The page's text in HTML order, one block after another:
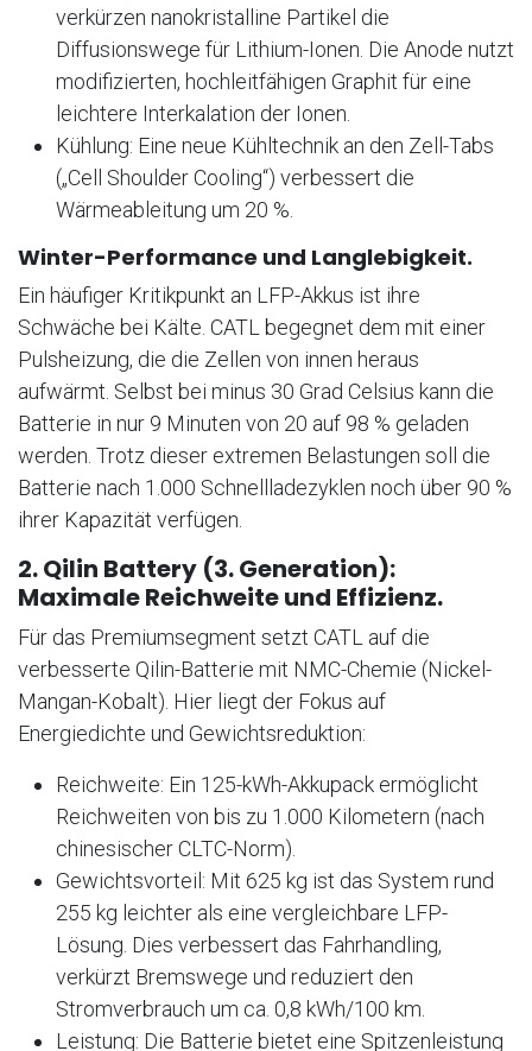
verkürzen nanokristalline Partikel die
Diffusionswege für Lithium-Ionen. Die Anode nutzt
modifizierten, hochleitfähigen Graphit für eine
leichtere Interkalation der Ionen.
Kühlung: Eine neue Kühltechnik an den Zell-Tabs
(„Cell Shoulder Cooling“) verbessert die
Wärmeableitung um 20 %.
Winter-Performance und Langlebigkeit.
Ein häufiger Kritikpunkt an LFP-Akkus ist ihre
Schwäche bei Kälte. CATL begegnet dem mit einer
Pulsheizung, die die Zellen von innen heraus
aufwärmt. Selbst bei minus 30 Grad Celsius kann die
Batterie in nur 9 Minuten von 20 auf 98 % geladen
werden. Trotz dieser extremen Belastungen soll die
Batterie nach 1.000 Schnellladezyklen noch über 90 %
ihrer Kapazität verfügen.
2. Qilin Battery (3. Generation):
Maximale Reichweite und Effizienz.
Für das Premiumsegment setzt CATL auf die
verbesserte Qilin-Batterie mit NMC-Chemie (Nickel-
Mangan-Kobalt). Hier liegt der Fokus auf
Energiedichte und Gewichtsreduktion:
Reichweite: Ein 125-kWh-Akkupack ermöglicht
Reichweiten von bis zu 1.000 Kilometern (nach
chinesischer CLTC-Norm).
Gewichtsvorteil: Mit 625 kg ist das System rund
255 kg leichter als eine vergleichbare LFP-
Lösung. Dies verbessert das Fahrhandling,
verkürzt Bremswege und reduziert den
Stromverbrauch um ca. 0,8 kWh/100 km.
Leistung: Die Batterie bietet eine Spitzenleistung